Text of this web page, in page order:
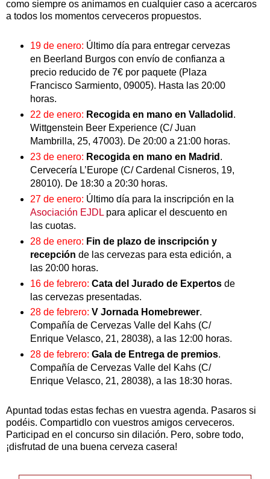
como siempre os animamos en cualquier caso a acercaros
a todos los momentos cerveceros propuestos.
19 de enero: Último día para entregar cervezas
en Beerland Burgos con envío de confianza a
precio reducido de 7€ por paquete (Plaza
Francisco Sarmiento, 09005). Hasta las 20:00
horas.
22 de enero: Recogida en mano en Valladolid .
Wittgenstein Beer Experience (C/ Juan
Mambrilla, 25, 47003). De 20:00 a 21:00 horas.
23 de enero: Recogida en mano en Madrid .
Cervecería L’Europe (C/ Cardenal Cisneros, 19,
28010). De 18:30 a 20:30 horas.
27 de enero: Último día para la inscripción en la
Asociación EJDLpara aplicar el descuento en
las cuotas.
28 de enero: Fin de plazo de inscripción y
recepción de las cervezas para esta edición, a
las 20:00 horas.
16 de febrero: Cata del Jurado de Expertosde
las cervezas presentadas.
28 de febrero: V Jornada Homebrewer.
Compañía de Cervezas Valle del Kahs (C/
Enrique Velasco, 21, 28038), a las 12:00 horas.
28 de febrero: Gala de Entrega de premios.
Compañía de Cervezas Valle del Kahs (C/
Enrique Velasco, 21, 28038), a las 18:30 horas.
Apuntad todas estas fechas en vuestra agenda. Pasaros si
podéis. Compartidlo con vuestros amigos cerveceros.
Participad en el concurso sin dilación. Pero, sobre todo,
¡disfrutad de una buena cerveza casera!